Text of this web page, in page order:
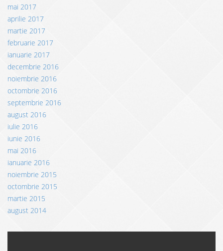
mai 2017
aprilie 2017
martie 2017
februarie 2017
ianuarie 2017
decembrie 2016
noiembrie 2016
octombrie 2016
septembrie 2016
august 2016
iulie 2016
iunie 2016
mai 2016
ianuarie 2016
noiembrie 2015
octombrie 2015
martie 2015
august 2014